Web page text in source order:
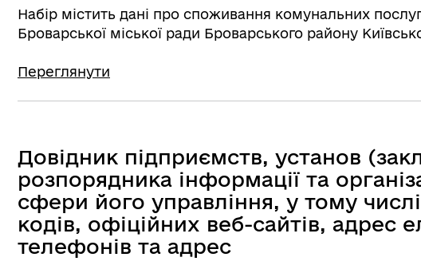
Набір містить дані про споживання комунальних
Броварської міської ради Броварського району
Переглянути
Довідник підприємств, установ
розпорядника інформації та
сфери його управління, у тому
кодів, офіційних веб-сайтів, адрес
телефонів та адрес